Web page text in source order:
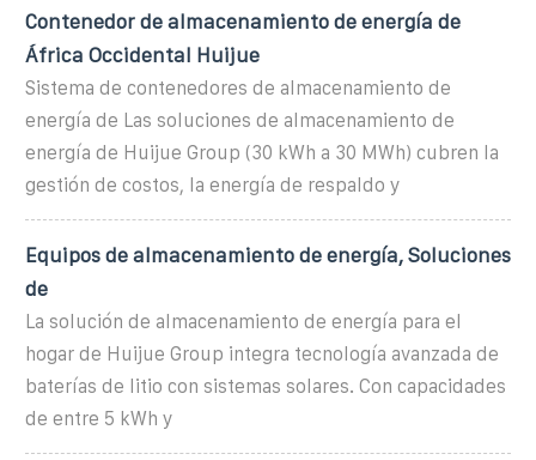
Contenedor de almacenamiento de energía de
África Occidental Huijue
Sistema de contenedores de almacenamiento de
energía de Las soluciones de almacenamiento de
energía de Huijue Group (30 kWh a 30 MWh) cubren la
gestión de costos, la energía de respaldo y
Equipos de almacenamiento de energía, Soluciones
de
La solución de almacenamiento de energía para el
hogar de Huijue Group integra tecnología avanzada de
baterías de litio con sistemas solares. Con capacidades
de entre 5 kWh y